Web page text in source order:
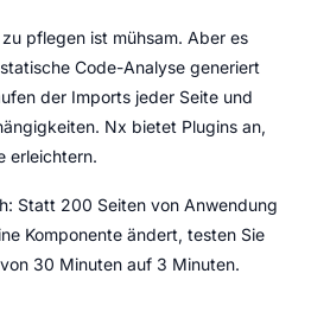
pflegen ist mühsam. Aber es
Code-Analyse generiert
der Imports jeder Seite und
Nx bietet Plugins an,
erleichtern.
Statt 200 Seiten von Anwendung
Komponente ändert, testen Sie
30 Minuten auf 3 Minuten.